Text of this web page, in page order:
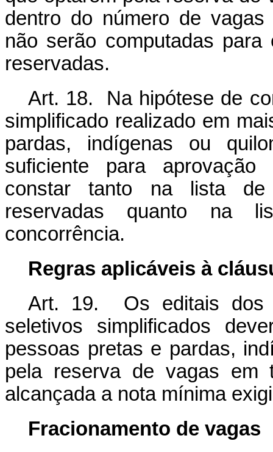
dentro do número de vagas
não serão computadas
reservadas.
Art. 18.
Na hipótese de
simplificado realizado em
pardas, indígenas ou
suficiente para
constar tanto na lista de
reservadas quanto na
concorrência.
Regras aplicáveis à
Art. 19. Os editais dos
seletivos simplificados
pessoas pretas e pardas,
pela reserva de vagas em
alcançada a nota mínima
Fracionamento de vagas